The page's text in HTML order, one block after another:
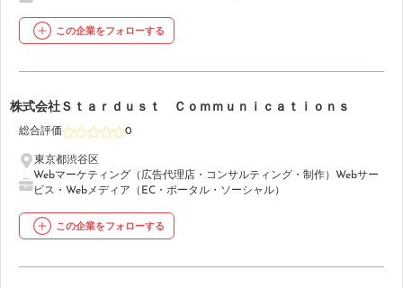
この企業をフォローする
38
株式会社Ｓｔａｒｄｕｓｔ Ｃｏｍｍｕｎｉｃａｔｉｏｎｓ
総合評価 0
東京都渋谷区
Webマーケティング（広告代理店・コンサルティング・制作） Webサー
ビス・Webメディア（EC・ポータル・ソーシャル）
この企業をフォローする